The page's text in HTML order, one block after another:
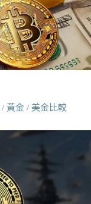
黃金 / 美金比較